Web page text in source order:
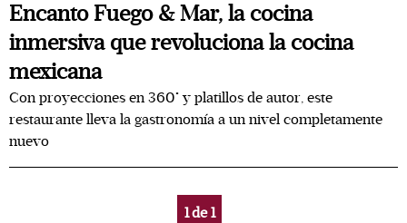
Encanto Fuego & Mar, la cocina
inmersiva que revoluciona la cocina
mexicana
Con proyecciones en 360° y platillos de autor, este
restaurante lleva la gastronomía a un nivel completamente
nuevo
1de1